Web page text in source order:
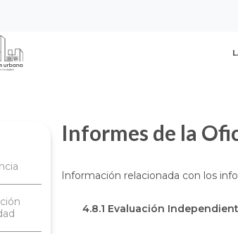
de
Informes de la
Información relacionada con los
4.8.1 Evaluación